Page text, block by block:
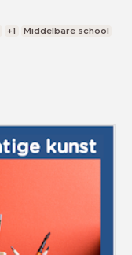
+1
Middelbare school